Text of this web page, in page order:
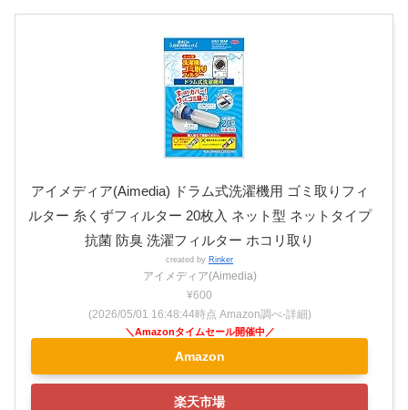
アイメディア(Aimedia) ドラム式洗濯機用 ゴミ取りフィ
ルター 糸くずフィルター 20枚入 ネット型 ネットタイプ
抗菌 防臭 洗濯フィルター ホコリ取り
created by Rinker
アイメディア(Aimedia)
¥600
(2026/05/01 16:48:44時点 Amazon調べ-詳細)
Amazon
楽天市場